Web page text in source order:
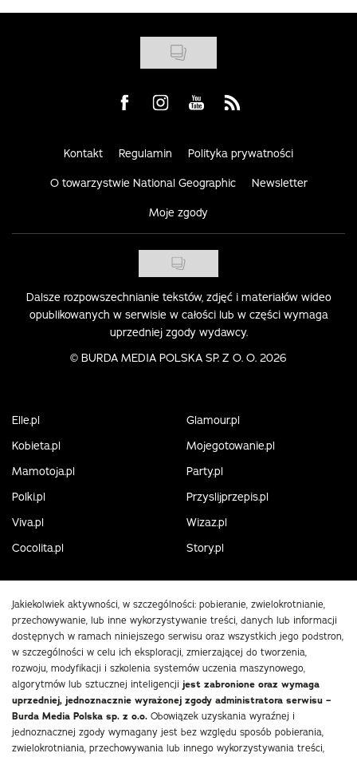
Visit us on Facebook
Visit us on Instagram
Visit us on Youtube
Visit us on Rss
Kontakt Regulamin Polityka prywatności
O towarzystwie National Geographic Newsletter
Moje zgody
Dalsze rozpowszechnianie tekstów, zdjęć i materiałów wideo
opublikowanych w serwisie w całości lub w części wymaga
uprzedniej zgody wydawcy.
© BURDA MEDIA POLSKA SP. Z O. O. 2026
Elle.pl
Glamour.pl
Kobieta.pl
Mojegotowanie.pl
Mamotoja.pl
Party.pl
Polki.pl
Przyslijprzepis.pl
Viva.pl
Wizaz.pl
Cocolita.pl
Story.pl
Jakiekolwiek aktywności, w szczególności: pobieranie, zwielokrotnianie,
przechowywanie, lub inne wykorzystywanie treści, danych lub informacji
dostępnych w ramach niniejszego serwisu oraz wszystkich jego podstron,
w szczególności w celu ich eksploracji, zmierzającej do tworzenia,
rozwoju, modyfikacji i szkolenia systemów uczenia maszynowego,
algorytmów lub sztucznej inteligencji jest zabronione oraz wymaga
uprzedniej, jednoznacznie wyrażonej zgody administratora serwisu –
Burda Media Polska sp. z o.o. Obowiązek uzyskania wyraźnej i
jednoznacznej zgody wymagany jest bez względu sposób pobierania,
zwielokrotniania, przechowywania lub innego wykorzystywania treści,